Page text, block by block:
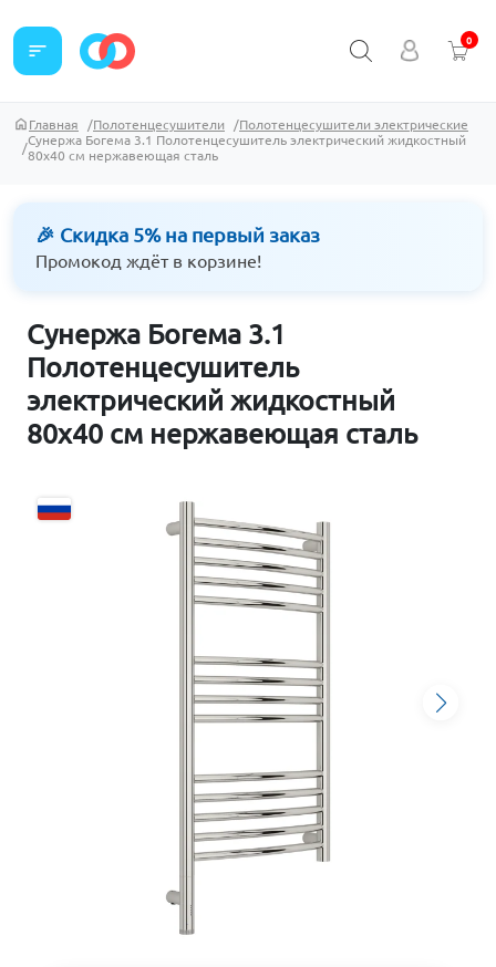
sort 0
Главная Полотенцесушители
Полотенцесушители электрические
Сунержа Богема 3.1 Полотенцесушитель электрический жидкостный
80х40 см нержавеющая сталь
🎉 Скидка 5% на первый заказ
Промокод ждёт в корзине!
Сунержа Богема 3.1
Полотенцесушитель
электрический жидкостный
80х40 см нержавеющая сталь